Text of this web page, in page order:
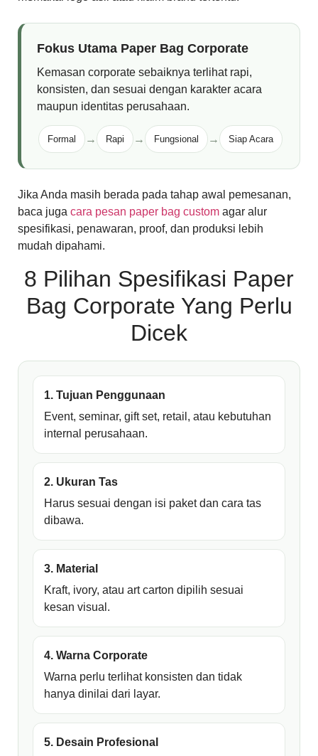
Fokus Utama Paper Bag Corporate
Kemasan corporate sebaiknya terlihat rapi,
konsisten, dan sesuai dengan karakter acara
maupun identitas perusahaan.
Formal → Rapi → Fungsional → Siap Acara
Jika Anda masih berada pada tahap awal pemesanan,
baca juga cara pesan paper bag custom agar alur
spesifikasi, penawaran, proof, dan produksi lebih
mudah dipahami.
8 Pilihan Spesifikasi Paper
Bag Corporate Yang Perlu
Dicek
1. Tujuan Penggunaan
Event, seminar, gift set, retail, atau kebutuhan
internal perusahaan.
2. Ukuran Tas
Harus sesuai dengan isi paket dan cara tas
dibawa.
3. Material
Kraft, ivory, atau art carton dipilih sesuai
kesan visual.
4. Warna Corporate
Warna perlu terlihat konsisten dan tidak
hanya dinilai dari layar.
5. Desain Profesional